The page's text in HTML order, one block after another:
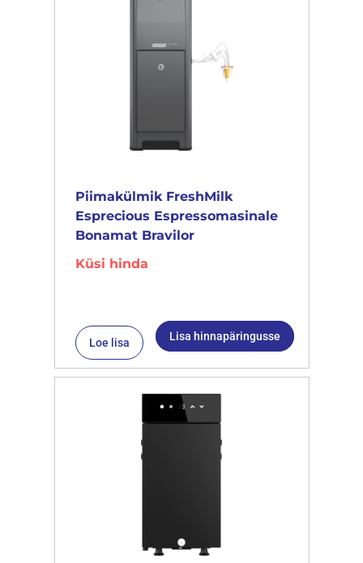
Piimakülmik FreshMilk
Esprecious Espressomasinale
Bonamat Bravilor
Küsi hinda
Loe lisa Lisa hinnapäringusse